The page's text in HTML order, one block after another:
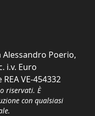
Alessandro Poerio,
i.v. Euro
VE-454332
riservati. È
con qualsiasi